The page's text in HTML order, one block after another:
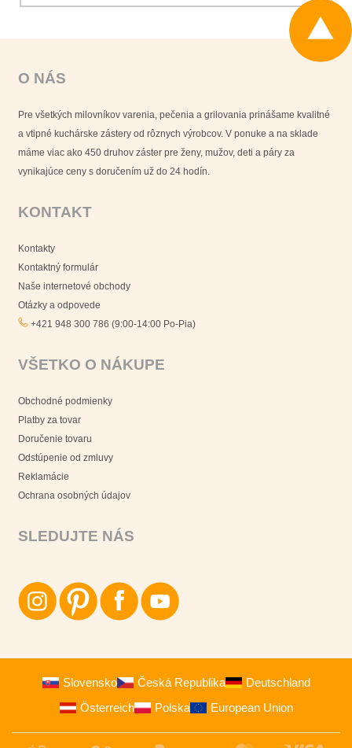
O NÁS
Pre všetkých milovníkov varenia, pečenia a grilovania prinášame kvalitné
a vtipné kuchárske zástery od rôznych výrobcov. V ponuke a na sklade
máme viac ako 450 druhov záster pre ženy, mužov, deti a páry za
vynikajúce ceny s doručením už do 24 hodín.
KONTAKT
Kontakty
Kontaktný formulár
Naše internetové obchody
Otázky a odpovede
+421 948 300 786 (9:00-14:00 Po-Pia)
VŠETKO O NÁKUPE
Obchodné podmienky
Platby za tovar
Doručenie tovaru
Odstúpenie od zmluvy
Reklamácie
Ochrana osobných údajov
SLEDUJTE NÁS
Slovensko Česká Republika
Deutschland
Österreich
Polska European Union